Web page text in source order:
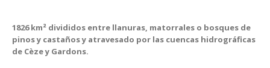
1826 km² divididos entre llanuras, matorrales o bosques de
pinos y castaños y atravesado por las cuencas hidrográficas
de Cèze y Gardons.